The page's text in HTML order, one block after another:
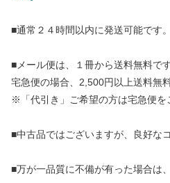
■通常２４時間以内に発送可能です。
■メール便は、１冊から送料無料です
宅急便の場合、2,500円以上送料無料
※「代引き」ご希望の方は宅急便を
■中古品ではございますが、良好な
■万が一品質に不備が有った場合は